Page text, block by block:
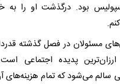
بود. درگذشت او را به
مسئولان در فصل گذشته
ارزان‌ترین پدیده اجتماعی
سالم می‌شود که تمام هزینه‌های